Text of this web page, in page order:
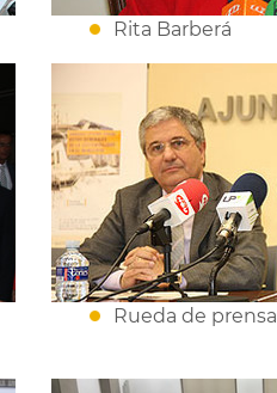
Rita Barberá
Rueda de prensa